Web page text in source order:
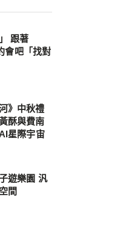
跟著
會吧「找對
》中秋禮
酥與費南
星際宇宙
遊樂園 汎
間